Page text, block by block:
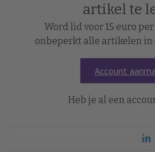
artikel te
Word lid voor 15 euro
onbeperkt alle artikelen in
Account
Heb je al een